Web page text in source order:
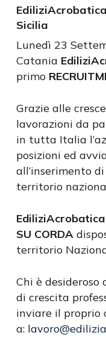
Sicilia
Lunedì 23
Catania
primo
Grazie alle
lavorazioni da
in tutta Italia
posizioni ed
all’inserimento
territorio
EdiliziAcrobatica
SU CORDA
territorio
Chi è
di crescita
inviare il proprio
a: